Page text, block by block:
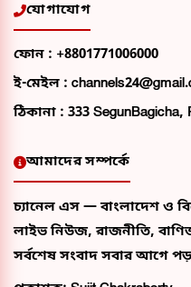
যোগাযোগ
ফোন : +8801771006000
ই-মেইল :
ঠিকানা : 333 SegunBagicha,
আমাদের সম্পর্কে
চ্যানেল এস — বাংলাদেশ ও
লাইভ নিউজ, রাজনীতি,
সর্বশেষ সংবাদ সবার আগে